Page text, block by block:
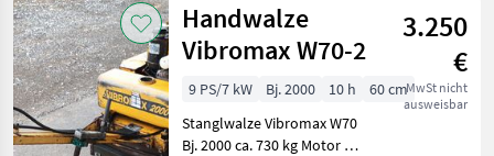
Kategorie 4 Land Filter
AKTUELLER
PFAD
Bautechnik
Zurücksetzen
1
anzeigen
Handwalze
Vibromax W70-2
3.250
€
MwSt nicht
ausweisbar
9 PS/7 kW Bj. 2000 10 h
60 cm
Stanglwalze Vibromax W70
Bj. 2000 ca. 730 kg Motor 1